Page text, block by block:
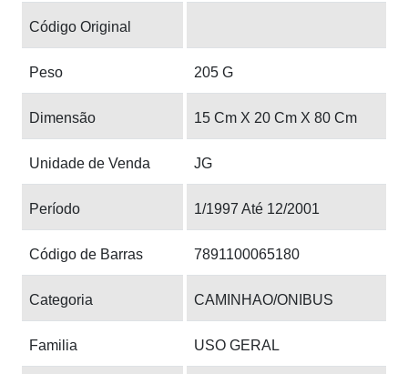
Código Original
Peso 205 G
Dimensão 15 Cm X 20 Cm X 80 Cm
Unidade de Venda JG
Período 1/1997 Até 12/2001
Código de Barras 7891100065180
Categoria CAMINHAO/ONIBUS
Familia USO GERAL